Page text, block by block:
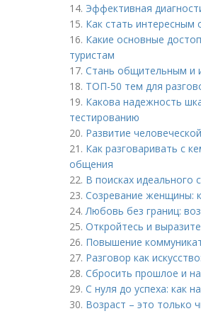
14. Эффективная
15. Как стать
16. Какие основные
туристам
17. Стань общительным и
18. ТОП-50 тем для
19. Какова надежность
тестированию
20. Развитие
21. Как разговаривать с
общения
22. В поисках идеального
23. Созревание женщины:
24.Любовь без границ:
25. Откройтесь и
26. Повышение
27. Разговор как
28. Сбросить прошлое и
29. С нуля до успеха: как
30. Возраст – это только